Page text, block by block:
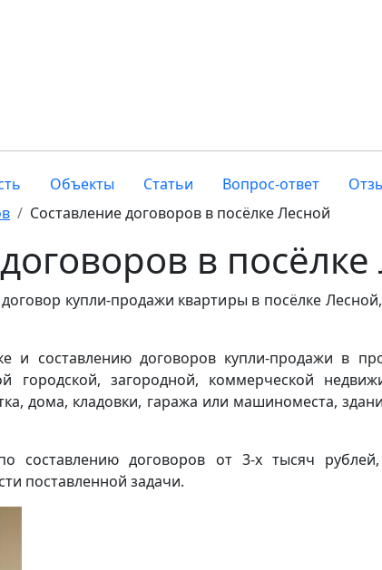
Объекты Статьи Вопрос-ответ
Составление договоров в посёлке Лесной
в
купли-продажи квартиры в посёлке
и составлению договоров купли-продажи в
городской, загородной, коммерческой
дома, кладовки, гаража или машиноместа,
составлению договоров от 3-х тысяч
поставленной задачи.